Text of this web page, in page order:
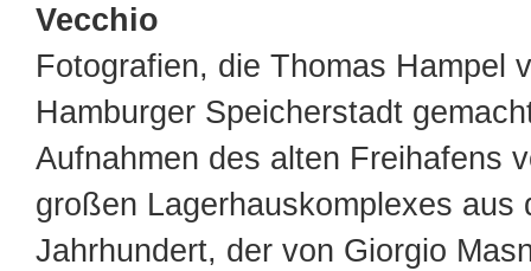
Vecchio
Fotografien, die Thomas Hampel
Hamburger Speicherstadt
Aufnahmen des alten Freihafens
großen Lagerhauskomplexes aus
Jahrhundert, der von Giorgio